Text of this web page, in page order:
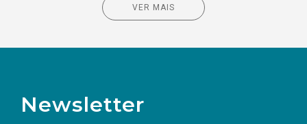
VER MAIS
Newsletter